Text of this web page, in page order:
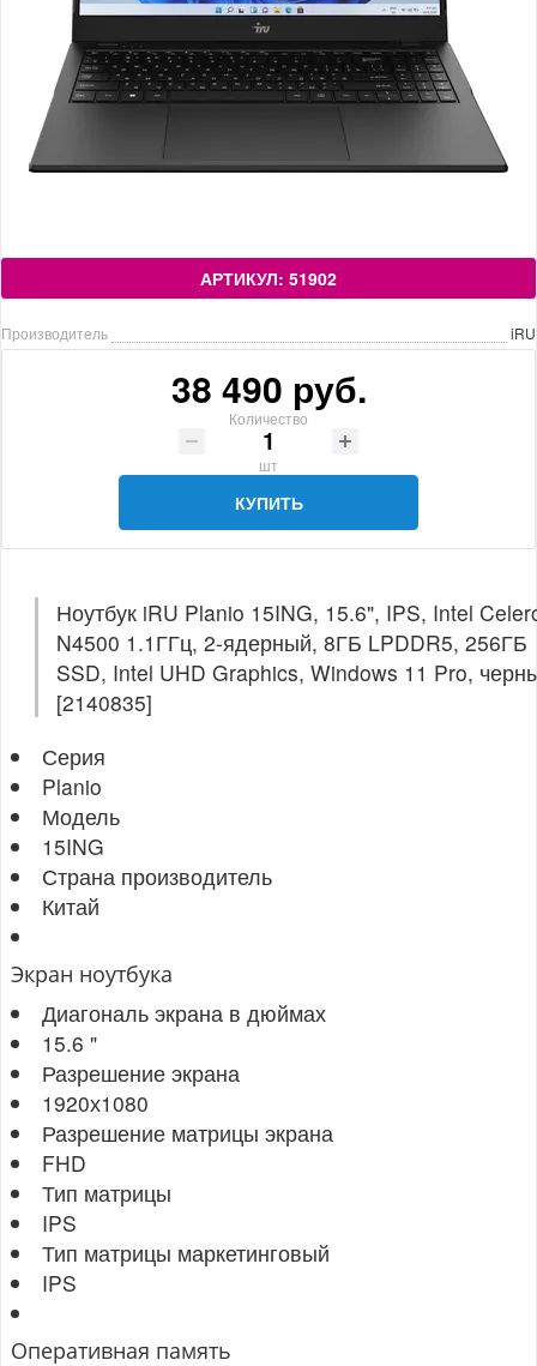
АРТИКУЛ: 51902
Производитель iRU
38 490 руб.
Количество
шт
КУПИТЬ
Ноутбук iRU Planio 15ING, 15.6", IPS, Intel
N4500 1.1ГГц, 2-ядерный, 8ГБ LPDDR5, 256ГБ
SSD, Intel UHD Graphics, Windows 11 Pro,
[2140835]
Серия
Planio
Модель
15ING
Страна производитель
Китай
Экран ноутбука
Диагональ экрана в дюймах
15.6 "
Разрешение экрана
1920х1080
Разрешение матрицы экрана
FHD
Тип матрицы
IPS
Тип матрицы маркетинговый
IPS
Оперативная память